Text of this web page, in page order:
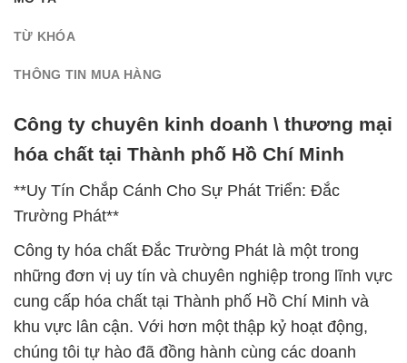
TỪ KHÓA
THÔNG TIN MUA HÀNG
Công ty chuyên kinh doanh \ thương mại
hóa chất tại Thành phố Hồ Chí Minh
**Uy Tín Chắp Cánh Cho Sự Phát Triển: Đắc
Trường Phát**
Công ty hóa chất Đắc Trường Phát là một trong
những đơn vị uy tín và chuyên nghiệp trong lĩnh vực
cung cấp hóa chất tại Thành phố Hồ Chí Minh và
khu vực lân cận. Với hơn một thập kỷ hoạt động,
chúng tôi tự hào đã đồng hành cùng các doanh